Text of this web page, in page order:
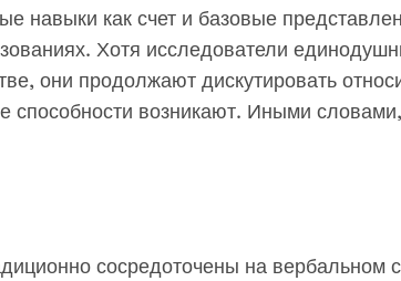
навыки как счет и базовые
Хотя исследователи
они продолжают дискутировать
способности возникают. Иными
сосредоточены на вербальном